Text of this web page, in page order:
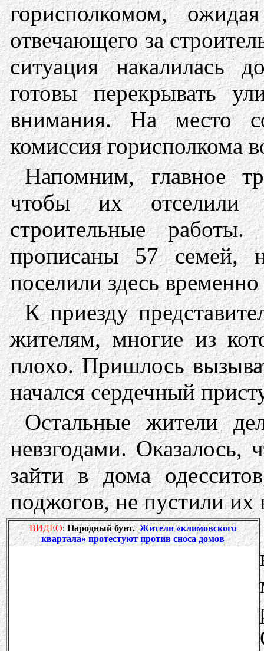
горисполкомом,
отвечающего за
ситуация накалилась
готовы перекрывать
внимания. На место
комиссия горисполкома
Напомним, главное
чтобы их отселили
строительные
прописаны 57 семей,
поселили здесь временно
К приезду
жителям, многие из
плохо. Пришлось
начался сердечный
Остальные жители
невзгодами. Оказалось,
зайти в дома
поджогов, не пустили их
ВИДЕО:Народный бунт.Жители «климовского
квартала» протестуют против сноса домов